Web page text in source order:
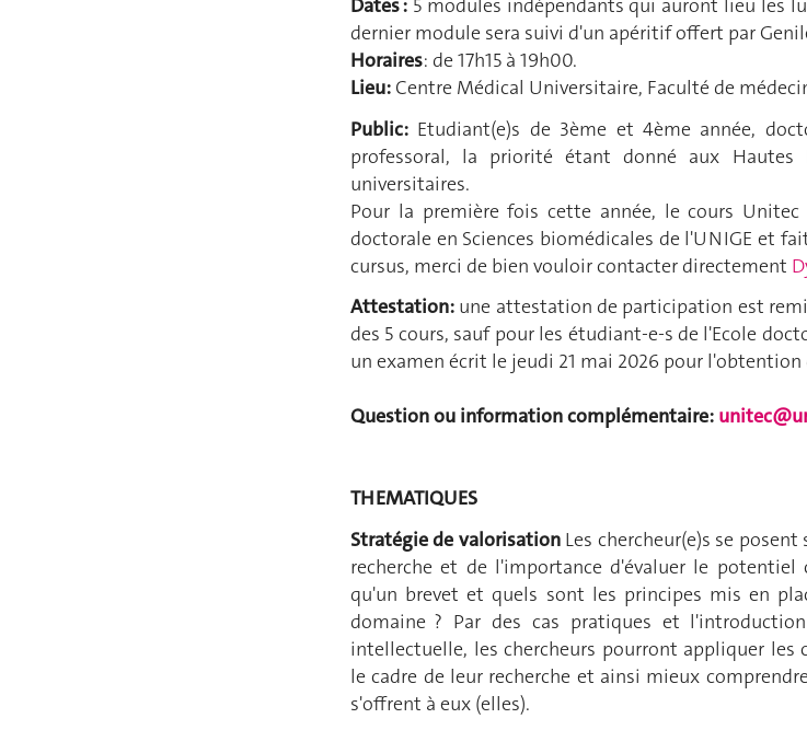
Dates :5 modules indépendants qui auront lieu les
dernier module sera suivi d'un apéritif offert par
Horaires: de 17h15 à 19h00.
Lieu: Centre Médical Universitaire, Faculté de
Public: Etudiant(e)s de 3ème et 4ème année,
professoral, la priorité étant donné aux Hautes
universitaires.
Pour la première fois cette année, le cours
doctorale en Sciences biomédicales de l'UNIGE et
cursus, merci de bien vouloir contacter directement
Attestation: une attestation de participation est
des 5 cours, sauf pour les étudiant-e-s de l'Ecole
un examen écrit le jeudi 21 mai 2026 pour l'obtention
Question ou information complémentaire:
THEMATIQUES
Stratégie de valorisation Les chercheur(e)s se
recherche et de l'importance d'évaluer le potentiel
qu'un brevet et quels sont les principes mis en
domaine ? Par des cas pratiques et
intellectuelle, les chercheurs pourront appliquer les
le cadre de leur recherche et ainsi mieux
s'offrent à eux (elles).